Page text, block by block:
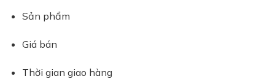
Sản phẩm
Giá bán
Thời gian giao hàng